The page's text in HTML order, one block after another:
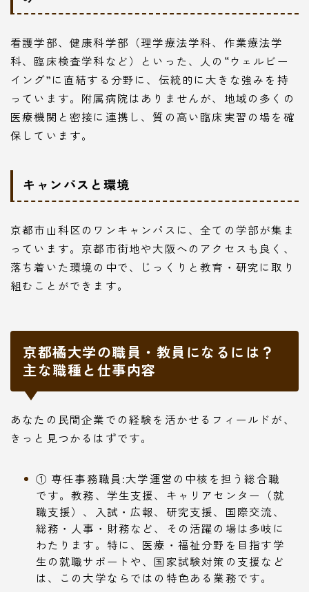
看護学部、健康科学部（理学療法学科、作業療法学
科、臨床検査学科など）といった、人の“ウェルビー
イング”に直結する分野に、伝統的に大きな強みを持
っています。附属病院はありませんが、地域の多くの
医療機関と密接に連携し、質の高い臨床実習の場を確
保しています。
キャンパスと環境
京都市山科区のワンキャンパスに、全ての学部が集ま
っています。京都市街地や大阪へのアクセスも良く、
落ち着いた環境の中で、じっくりと教育・研究に取り
組むことができます。
京都橘大学の職員・教員になるには？
主な職種と仕事内容
あなたの民間企業での経験を活かせるフィールドが、
きっと見つかるはずです。
① 専任事務職員:大学運営の中核を担う総合職
です。教務、学生支援、キャリアセンター（就
職支援）、入試・広報、研究支援、国際交流、
総務・人事・財務など、その活躍の場は多岐に
わたります。特に、医療・福祉分野を目指す学
生の就職サポートや、国家試験対策の支援など
は、この大学ならではの特色ある業務です。